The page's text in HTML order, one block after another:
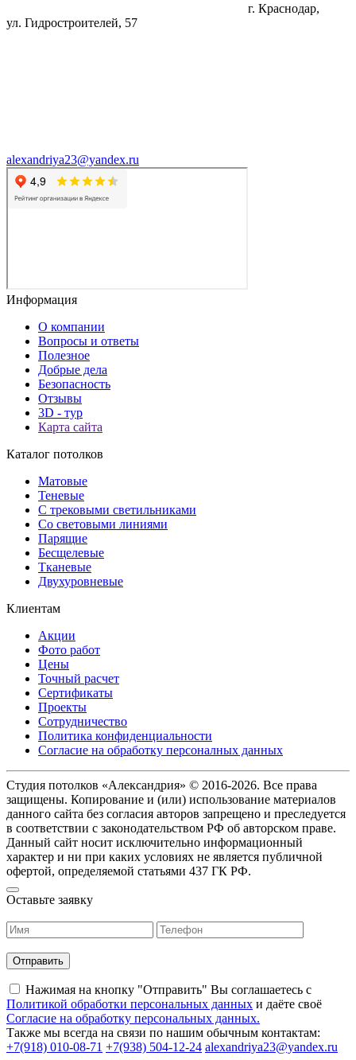
г. Краснодар,
ул. Гидростроителей, 57
alexandriya23@yandex.ru
Информация
О компании
Вопросы и ответы
Полезное
Добрые дела
Безопасность
Отзывы
3D - тур
Карта сайта
Каталог потолков
Матовые
Теневые
С трековыми светильниками
Со световыми линиями
Парящие
Бесщелевые
Тканевые
Двухуровневые
Клиентам
Акции
Фото работ
Цены
Точный расчет
Сертификаты
Проекты
Сотрудничество
Политика конфиденциальности
Согласие на обработку персоналных данных
Студия потолков «Александрия» © 2016-2026. Все права
защищены. Копирование и (или) использование материалов
данного сайта без согласия авторов запрещено и преследуется
в соответствии с законодательством РФ об авторском праве.
Данный сайт носит исключительно информационный
характер и ни при каких условиях не является публичной
офертой, определяемой статьями 437 ГК РФ.
Оставьте заявку
Нажимая на кнопку "Отправить" Вы соглашаетесь c
Политикой обработки персональных данных и даёте своё
Согласие на обработку персональных данных.
Также мы всегда на связи по нашим обычным контактам:
+7(918) 010-08-71 +7(938) 504-12-24 alexandriya23@yandex.ru